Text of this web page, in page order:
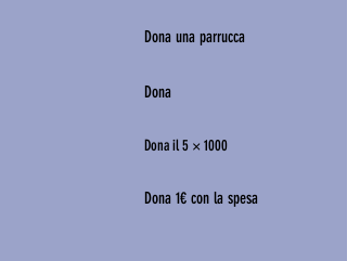
Dona una parrucca
Dona
Dona il 5 × 1000
Dona 1€ con la spesa